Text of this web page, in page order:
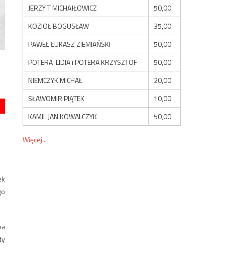
JERZY T MICHAJŁOWICZ
50,00
KOZIOŁ BOGUSŁAW
35,00
PAWEŁ ŁUKASZ ZIEMIAŃSKI
50,00
POTERA LIDIA i POTERA KRZYSZTOF
50,00
NIEMCZYK MICHAŁ
20,00
SŁAWOMIR PIĄTEK
10,00
KAMIL JAN KOWALCZYK
50,00
Więcej...